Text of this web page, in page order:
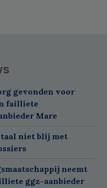
gevonden voor
failliete
Mare
niet blij met
neemt
ggz-aanbieder